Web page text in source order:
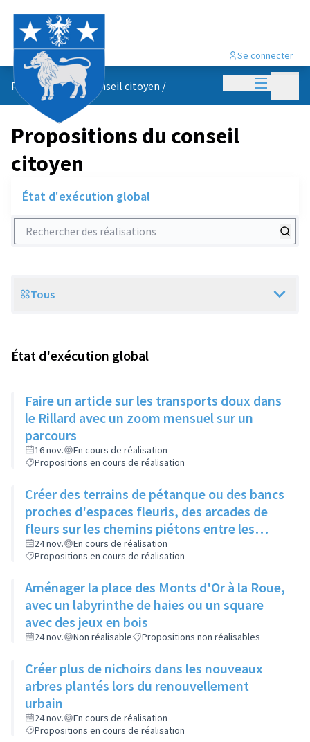
Menu
Se connecter
Propositions du conseil citoyen /
Propositions du conseil
citoyen
État d'exécution global
Rechercher des réalisations
Scope
Tous
État d'exécution global
Faire un article sur les transports doux dans
le Rillard avec un zoom mensuel sur un
parcours
16 nov.
En cours de réalisation
Propositions en cours de réalisation
Créer des terrains de pétanque ou des bancs
proches d'espaces fleuris, des arcades de
fleurs sur les chemins piétons entre les
immeubles
24 nov.
En cours de réalisation
Propositions en cours de réalisation
Aménager la place des Monts d'Or à la Roue,
avec un labyrinthe de haies ou un square
avec des jeux en bois
24 nov. Non réalisable Propositions non réalisables
Créer plus de nichoirs dans les nouveaux
arbres plantés lors du renouvellement
urbain
24 nov.
En cours de réalisation
Propositions en cours de réalisation